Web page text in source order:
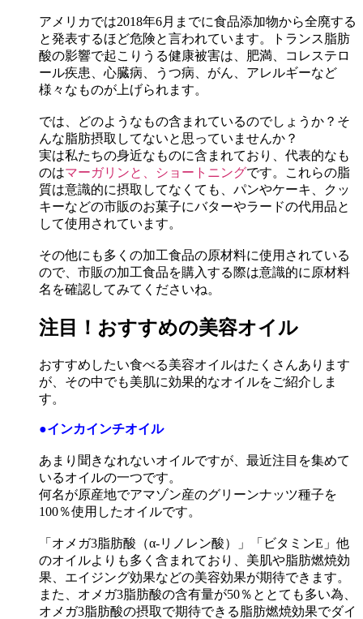
アメリカでは2018年6月までに食品添加物から全廃する
と発表するほど危険と言われています。トランス脂肪
酸の影響で起こりうる健康被害は、肥満、コレステロ
ール疾患、心臓病、うつ病、がん、アレルギーなど
様々なものが上げられます。
では、どのようなもの含まれているのでしょうか？そ
んな脂肪摂取してないと思っていませんか？
実は私たちの身近なものに含まれており、代表的なも
のはマーガリンと、ショートニングです。これらの脂
質は意識的に摂取してなくても、パンやケーキ、クッ
キーなどの市販のお菓子にバターやラードの代用品と
して使用されています。
その他にも多くの加工食品の原材料に使用されている
ので、市販の加工食品を購入する際は意識的に原材料
名を確認してみてくださいね。
注目！おすすめの美容オイル
おすすめしたい食べる美容オイルはたくさんあります
が、その中でも美肌に効果的なオイルをご紹介しま
す。
●インカインチオイル
あまり聞きなれないオイルですが、最近注目を集めて
いるオイルの一つです。
何名が原産地でアマゾン産のグリーンナッツ種子を
100％使用したオイルです。
「オメガ3脂肪酸（α-リノレン酸）」「ビタミンE」他
のオイルよりも多く含まれており、美肌や脂肪燃焼効
果、エイジング効果などの美容効果が期待できます。
また、オメガ3脂肪酸の含有量が50％ととても多い為、
オメガ3脂肪酸の摂取で期待できる脂肪燃焼効果でダイ